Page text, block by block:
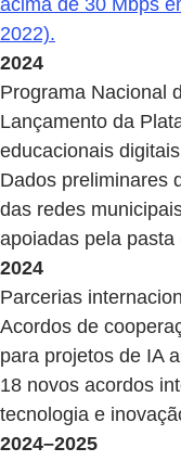
acima de 30 Mbps
2022).
2024
Programa Nacional
Lançamento da
educacionais
Dados preliminares
das redes
apoiadas pela pasta
2024
Parcerias
Acordos de
para projetos de IA
18 novos acordos
tecnologia e
2024–2025